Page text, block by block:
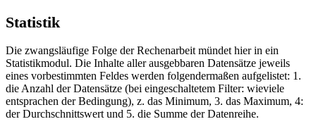
Statistik
Die zwangsläufige Folge der Rechenarbeit mündet hier in ein
Statistikmodul. Die Inhalte aller ausgebbaren Datensätze jeweils
eines vorbestimmten Feldes werden folgendermaßen aufgelistet: 1.
die Anzahl der Datensätze (bei eingeschaltetem Filter: wieviele
entsprachen der Bedingung), z. das Minimum, 3. das Maximum, 4:
der Durchschnittswert und 5. die Summe der Datenreihe.